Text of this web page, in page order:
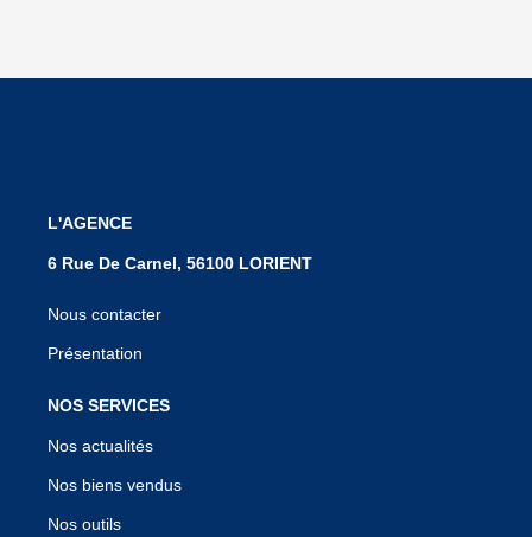
L'AGENCE
6 Rue De Carnel, 56100 LORIENT
Nous contacter
Présentation
NOS SERVICES
Nos actualités
Nos biens vendus
Nos outils